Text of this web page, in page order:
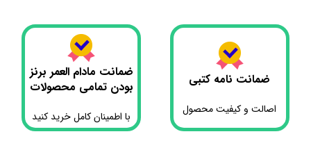
ضمانت نامه کتبی
اصالت و کیفیت محصول
ضمانت مادام العمر برنز
بودن تمامی محصولات
با اطمینان کامل خرید کنید